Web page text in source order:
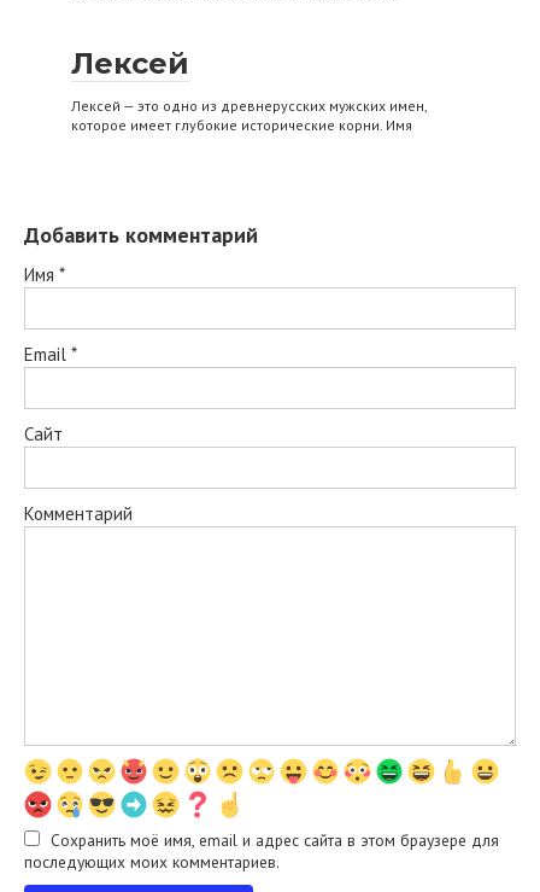
Лексей
Лексей — это одно из древнерусских мужских имен,
которое имеет глубокие исторические корни. Имя
Добавить комментарий
Имя *
Email *
Сайт
Комментарий
Сохранить моё имя, email и адрес сайта в этом браузере для
последующих моих комментариев.